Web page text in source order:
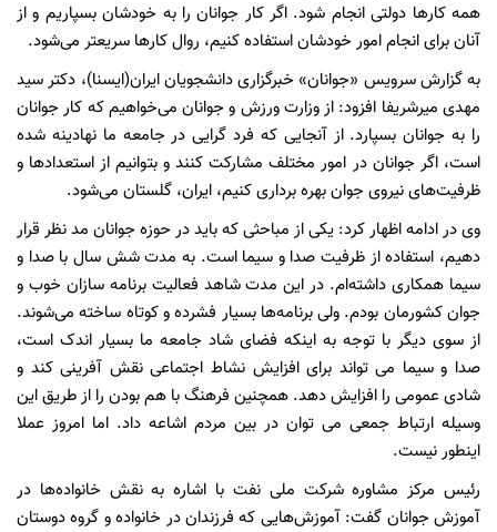
همه کارها دولتی انجام شود. اگر کار جوانان را به خودشان بسپاریم و از
آنان برای انجام امور خودشان استفاده کنیم، روال کارها سریعتر می‌شود.
به گزارش سرویس «جوانان» خبرگزاری دانشجویان ایران(ایسنا)، دکتر سید
مهدی میرشریفا افزود: از وزارت ورزش و جوانان می‌خواهیم که کار جوانان
را به جوانان بسپارد. از آنجایی که فرد گرایی در جامعه ما نهادینه شده
است، اگر جوانان در امور مختلف مشارکت کنند و بتوانیم از استعدادها و
ظرفیت‌های نیروی جوان بهره برداری کنیم، ایران، گلستان می‌شود.
وی در ادامه اظهار کرد: یکی از مباحثی که باید در حوزه جوانان مد نظر قرار
دهیم، استفاده از ظرفیت صدا و سیما است. به مدت شش سال با صدا و
سیما همکاری داشته‌ام. در این مدت شاهد فعالیت برنامه سازان خوب و
جوان کشورمان بودم. ولی برنامه‌ها بسیار فشرده و کوتاه ساخته می‌شوند.
از سوی دیگر با توجه به اینکه فضای شاد جامعه ما بسیار اندک است،
صدا و سیما می تواند برای افزایش نشاط اجتماعی نقش آفرینی کند و
شادی عمومی را افزایش دهد. همچنین فرهنگ با هم بودن را از طریق این
وسیله ارتباط جمعی می توان در بین مردم اشاعه داد. اما امروز عملا
اینطور نیست.
رئیس مرکز مشاوره شرکت ملی نفت با اشاره به نقش خانواده‌ها در
آموزش جوانان گفت: آموزش‌هایی که فرزندان در خانواده و گروه دوستان